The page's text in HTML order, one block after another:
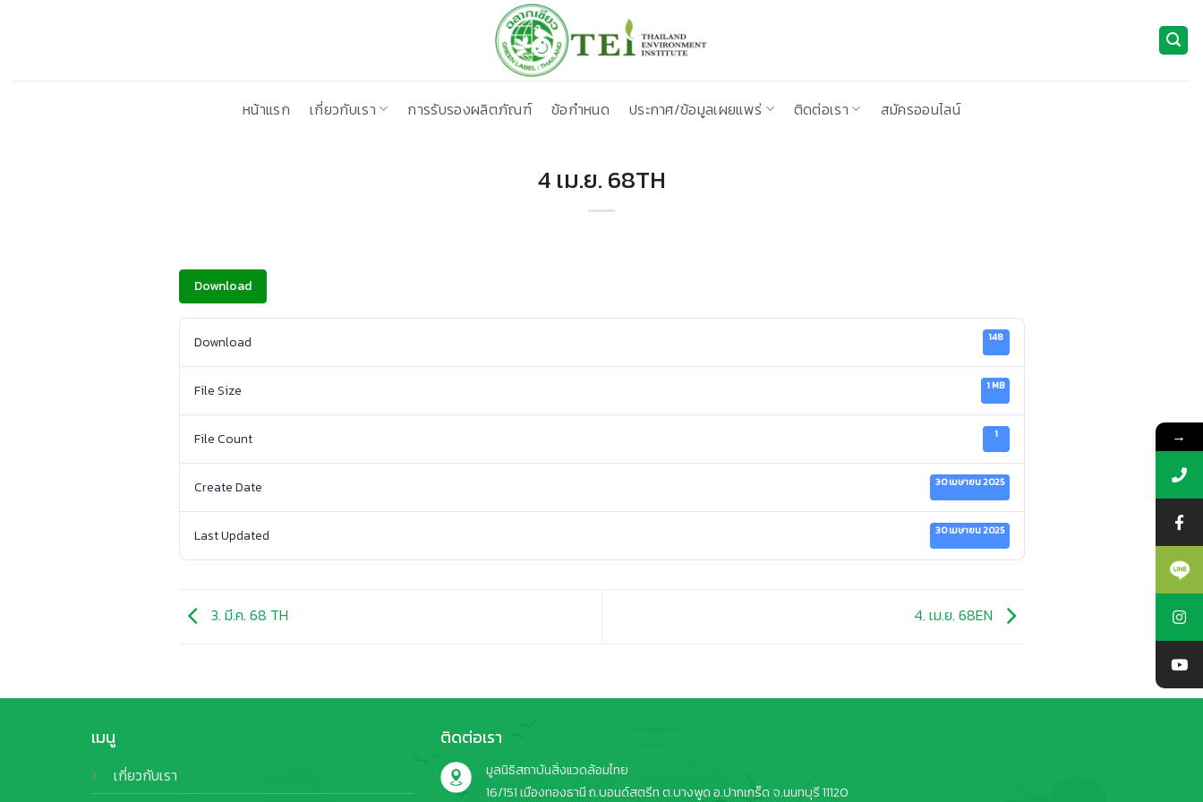
หน้าแรก
เกี่ยวกับเรา การรับรองผลิตภัณฑ์ ข้อกำหนด ประกาศ/ข้อมูลเผยแพร่ ติดต่อเรา สมัครออนไลน์
4 เม.ย. 68TH
Download
Download 148
File Size 1 MB
File Count 1
Create Date 30 เมษายน 2025
Last Updated 30 เมษายน 2025
3. มี.ค. 68 TH 4. เม.ย. 68EN
เมนู
เกี่ยวกับเรา
ติดต่อเรา
มูลนิธิสถาบันสิ่งแวดล้อมไทย
16/151 เมืองทองธานี ถ.บอนด์สตรีท ต.บางพูด อ.ปากเกร็ด จ.นนทบุรี 11120
→